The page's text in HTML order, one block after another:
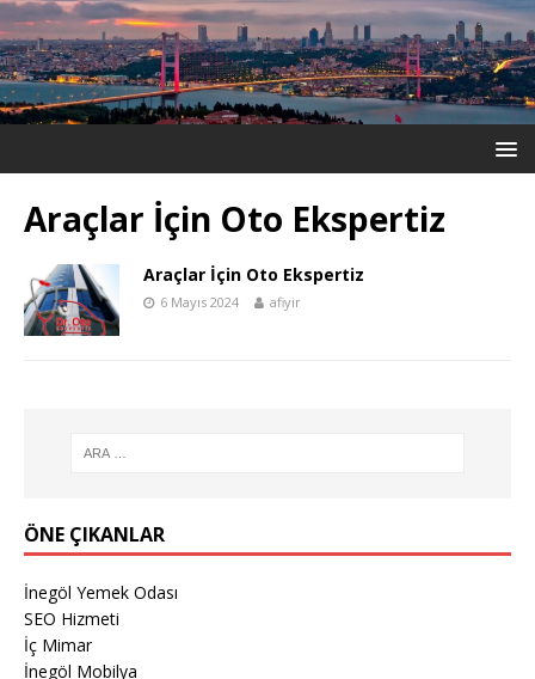
Araçlar İçin Oto Ekspertiz
Araçlar İçin Oto Ekspertiz
6 Mayıs 2024 afiyir
ÖNE ÇIKANLAR
İnegöl Yemek Odası
SEO Hizmeti
İç Mimar
İnegöl Mobilya